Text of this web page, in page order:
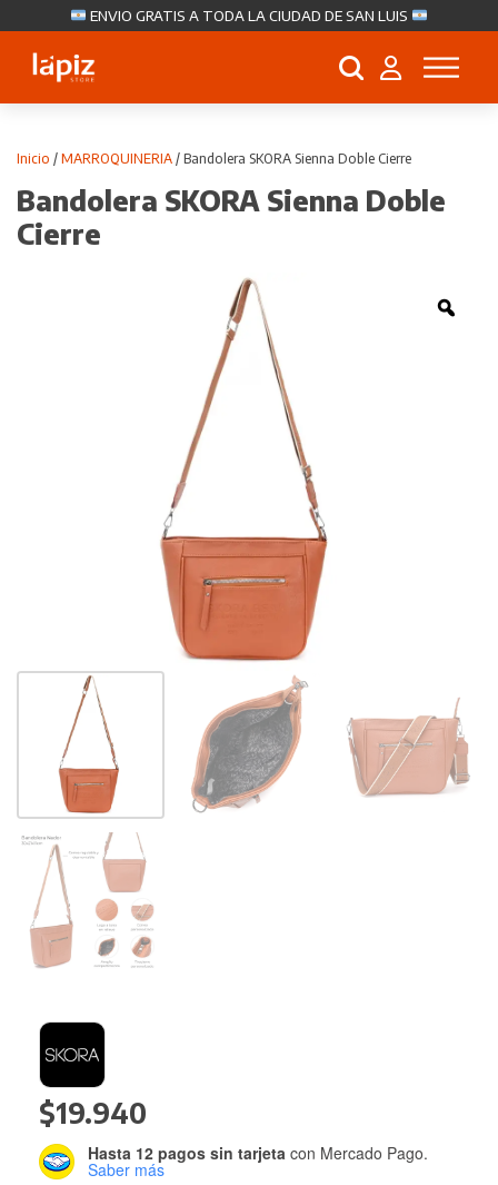
ENVIO GRATIS A TODA LA CIUDAD DE SAN LUIS
Búsqueda
Inicio / MARROQUINERIA / Bandolera SKORA Sienna Doble Cierre
Bandolera SKORA Sienna Doble
Cierre
$19.940
Hasta 12 pagos sin tarjeta con Mercado Pago.
Saber más